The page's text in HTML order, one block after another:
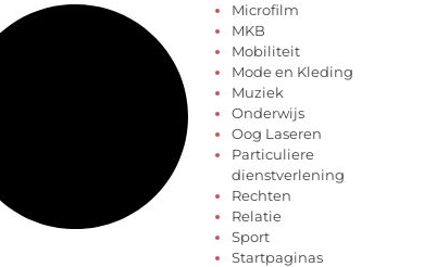
Microfilm
MKB
Mobiliteit
Mode en Kleding
Muziek
Onderwijs
Oog Laseren
Particuliere
dienstverlening
Rechten
Relatie
Sport
Startpaginas